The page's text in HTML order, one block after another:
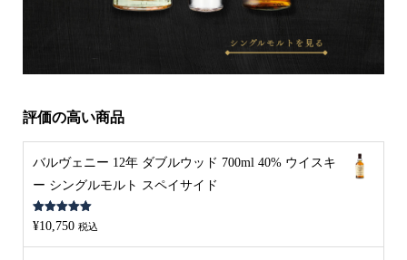
評価の高い商品
バルヴェニー 12年 ダブルウッド 700ml 40% ウイスキ
ー シングルモルト スペイサイド
5段階中5.00
の評価
¥10,750 税込